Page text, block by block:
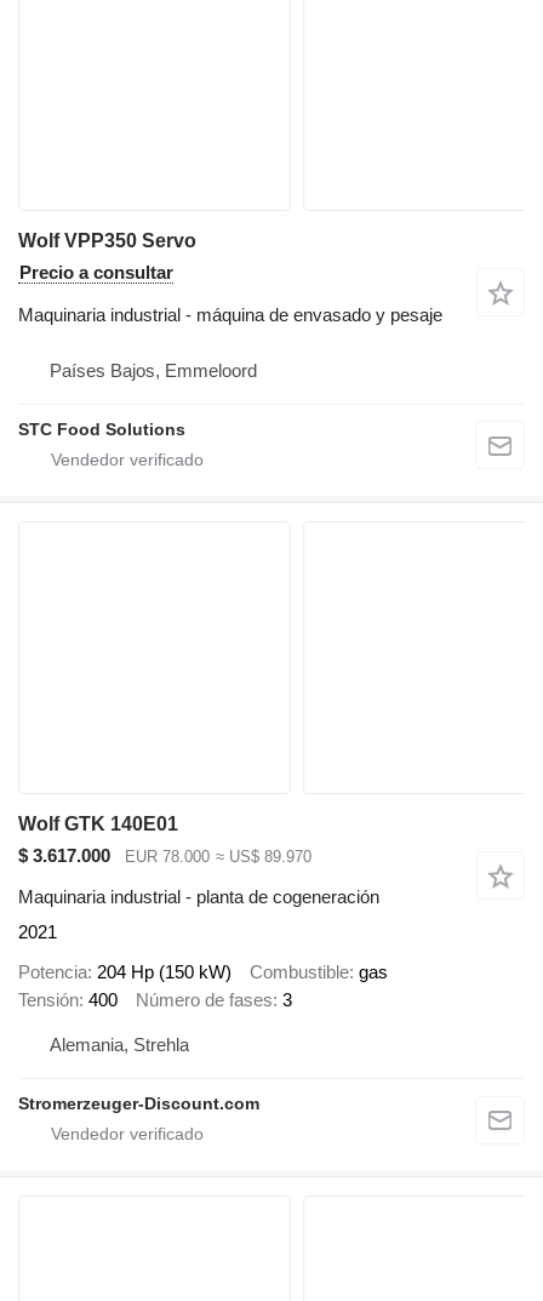
Wolf VPP350 Servo
Precio a consultar
Maquinaria industrial - máquina de envasado y pesaje
Países Bajos, Emmeloord
STC Food Solutions
Wolf GTK 140E01
$ 3.617.000
EUR 78.000 ≈ US$ 89.970
Maquinaria industrial - planta de cogeneración
2021
Potencia 204 Hp (150 kW) Combustible gas
Tensión 400 Número de fases 3
Alemania, Strehla
Stromerzeuger-Discount.com